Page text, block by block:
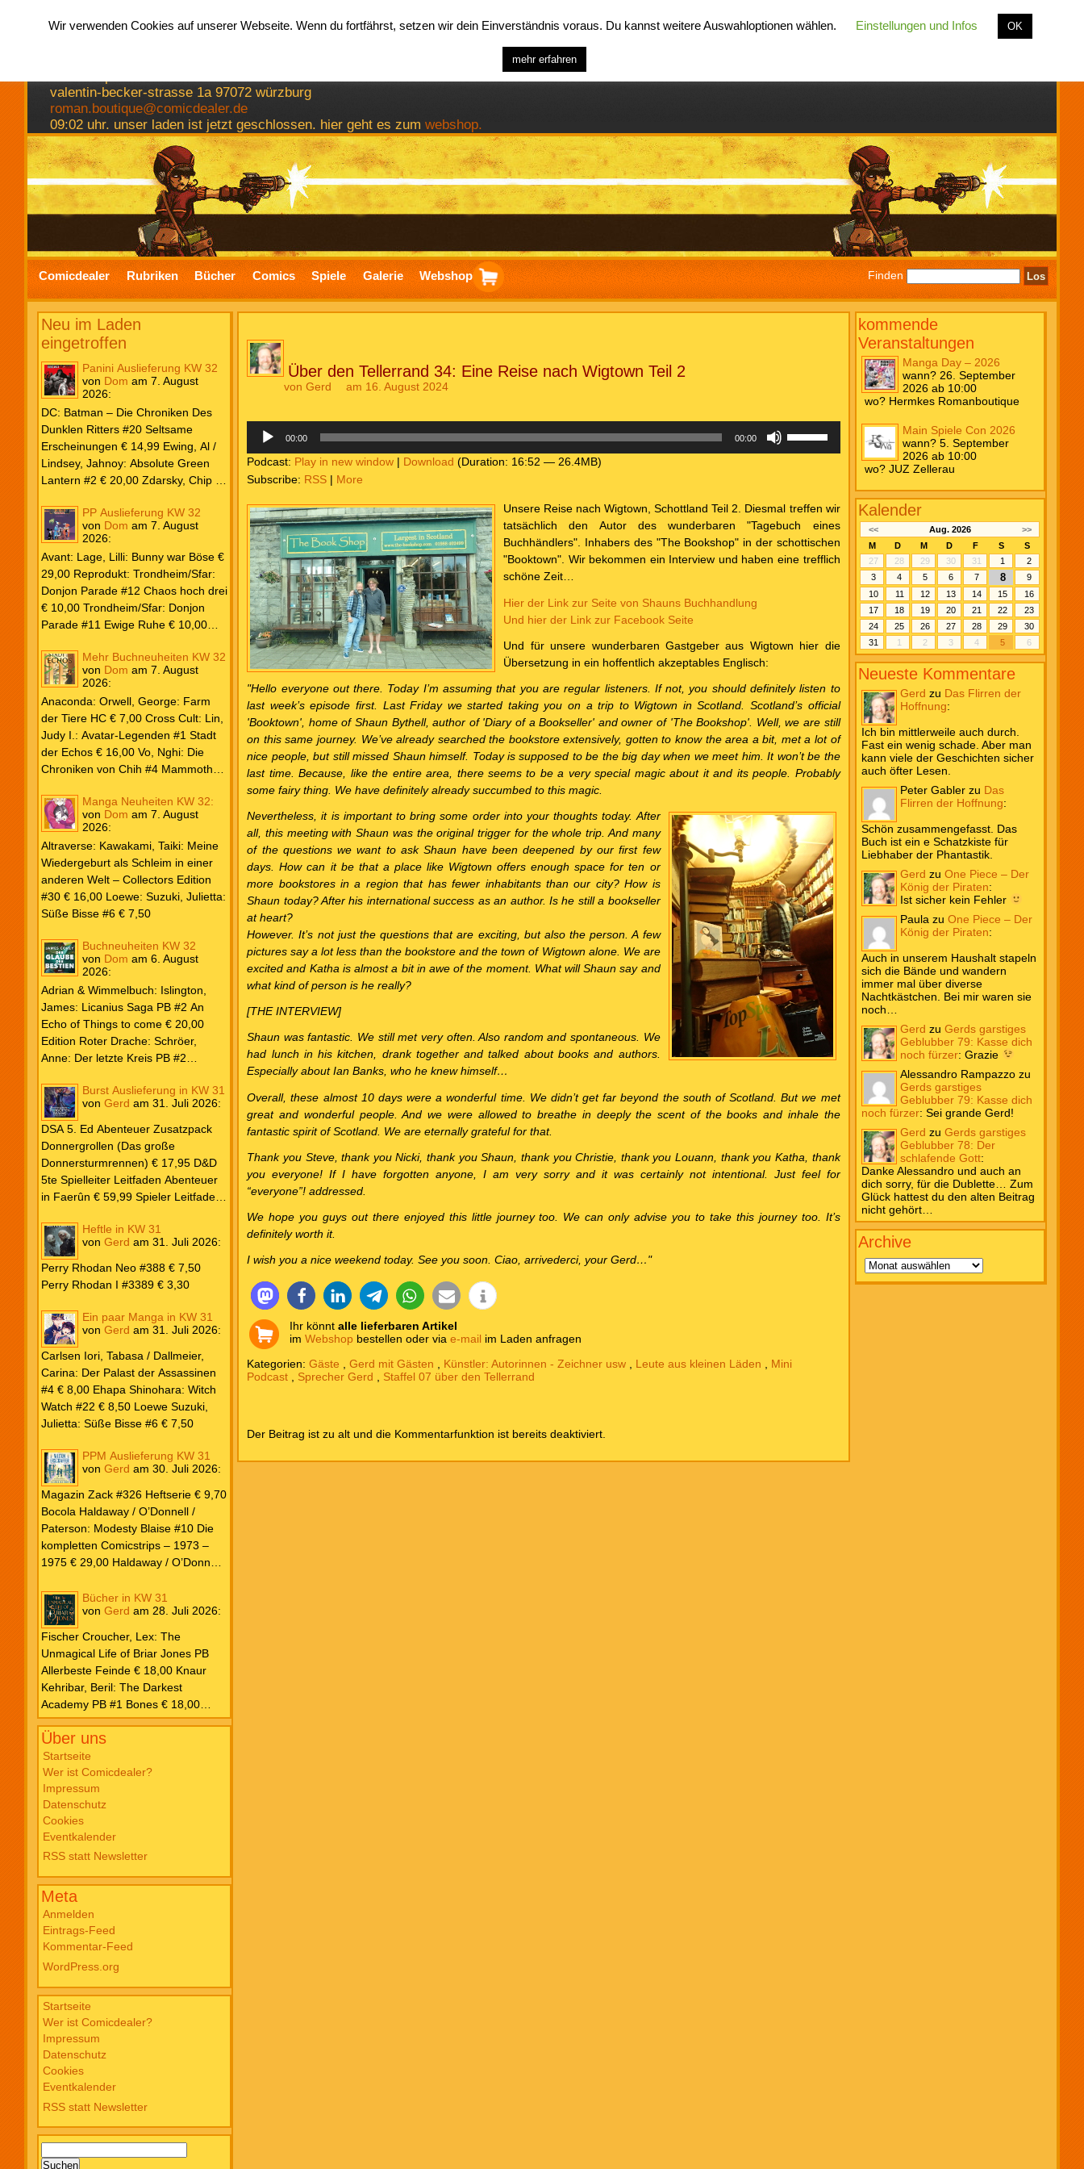
valentin-becker-strasse 1a 97072 würzburg
roman.boutique@comicdealer.de
09:02 uhr. unser laden ist jetzt geschlossen. hier geht es zum webshop.
Comicdealer Rubriken Bücher Comics Spiele Galerie Webshop Finden
Neu im Laden
eingetroffen
Panini Auslieferung KW 32
von Dom am 7. August
2026:
DC: Batman – Die Chroniken Des
Dunklen Ritters #20 Seltsame
Erscheinungen € 14,99 Ewing, Al /
Lindsey, Jahnoy: Absolute Green
Lantern #2 € 20,00 Zdarsky, Chip /
Paperback #4 € 35,00 Watters, Dan;
Soy, Dexter: Nightwing 2024 #7 €
Rafa: Absolute Superman #5 € 9,99
Marvel: Marvel Origins Collection
HC #74 Daredevil 7 € 14,99 Ewing,
Al / Gomez, Carlos: Venom (2025)
#3 € 20,00 Andrews, Kaare /
Guggenheim, Marc: Spider-Man &
Wolverine #3 € 9,99 North, Ryan /
Carratu, Vincenzo: Hulk macht alles
kaputt! € 16,00 Ewing, Al / Walker,
Kevin / Various: Marvel – Schwarz
Weiß & Blut #8 … und Gedärme €
26,00 Buscema, Sal / Dematteis, J.
M.: Spektakuläre Spider-Man – Die
#31 € 5,99 Spider-Man 2025 #9
Angriff der Aliens € 7,99
PP Auslieferung KW 32
von Dom am 7. August
2026:
Avant: Lage, Lilli: Bunny war Böse €
29,00 Reprodukt: Trondheim/Sfar:
Donjon Parade #12 Chaos hoch drei
€ 10,00 Trondheim/Sfar: Donjon
Parade #11 Ewige Ruhe € 10,00
Neuedition € 35,00 Zauberstern
Comics: Ben’s Bande #4 Aug 2026
Mehr Buchneuheiten KW 32
von Dom am 7. August
2026:
Anaconda: Orwell, George: Farm
der Tiere HC € 7,00 Cross Cult: Lin,
Judy I.: Avatar-Legenden #1 Stadt
der Echos € 16,00 Vo, Nghi: Die
Chroniken von Chih #4 Mammoths
Drache: Schröer, Anne: Der letzte
Kreis PB #2 Erwachen € 18,00
Dragonblood Academy HC #2 …to
kill a Monster € 25,00 Heyne: Bähr,
Emily: Tainted Vows – Gods of New
Olympia PB € 17,00 Kim, Sophie:
Fate’s Thread-Reihe PB #2 Der Gott
und der Geist € 17,00 Vonnegut,
Kurt: Katzenwiege PB € 17,00
Corey, James: The Captive’s War
HC #2 Der Glaube der Bestien €
24,00 Piper: Yang, Neon: Die letzte
Tochter der Drachen PB € 18,00
Manga Neuheiten KW 32:
von Dom am 7. August
2026:
Altraverse: Kawakami, Taiki: Meine
Wiedergeburt als Schleim in einer
anderen Welt – Collectors Edition
#30 € 16,00 Loewe: Suzuki, Julietta:
Süße Bisse #6 € 7,50
Buchneuheiten KW 32
von Dom am 6. August
2026:
Adrian & Wimmelbuch: Islington,
James: Licanius Saga PB #2 An
Echo of Things to come € 20,00
Edition Roter Drache: Schröer,
Anne: Der letzte Kreis PB #2
Frank: Der Pandora-Zyklus PB #1
Die Reise nach Pandora € 16,00
Corey, James: The Captive’s War
HC #2 Der Glaube der Bestien €
24,00 Loewe: Suzuki, Julietta: Süße
Bisse #6 € 7,50
Burst Auslieferung in KW 31
von Gerd am 31. Juli 2026:
DSA 5. Ed Abenteuer Zusatzpack
Donnergrollen (Das große
Donnersturmrennen) € 17,95 D&D
5te Spielleiter Leitfaden Abenteuer
in Faerûn € 59,99 Spieler Leitfaden
Heftle in KW 31
von Gerd am 31. Juli 2026:
Perry Rhodan Neo #388 € 7,50
Perry Rhodan I #3389 € 3,30
Ein paar Manga in KW 31
von Gerd am 31. Juli 2026:
Carlsen Iori, Tabasa / Dallmeier,
Carina: Der Palast der Assassinen
#4 € 8,00 Ehapa Shinohara: Witch
Watch #22 € 8,50 Loewe Suzuki,
Julietta: Süße Bisse #6 € 7,50
PPM Auslieferung KW 31
von Gerd am 30. Juli 2026:
Magazin Zack #326 Heftserie € 9,70
Bocola Haldaway / O’Donnell /
Paterson: Modesty Blaise #10 Die
kompletten Comicstrips – 1973 –
1975 € 29,00 Haldaway / O’Donnell
kompletten Comicstrips – 1972 –
1973 € 29,00 Knesebeck Hendrix,
John: Die Weltenerschaffer Die
fantastische Freundschaft von C.S.
Lewis & J.R.R. Tolkien € 30,00
Weissblech Luba Wolfsschwanz #22
€ 4,90 Horror Schocker #81 € 4,90
Bücher in KW 31
von Gerd am 28. Juli 2026:
Fischer Croucher, Lex: The
Unmagical Life of Briar Jones PB
Allerbeste Feinde € 18,00 Knaur
Kehribar, Beril: The Darkest
Academy PB #1 Bones € 18,00
Lübbe Odette, Tessonja: Fair Isle
Trilogie PB #3 To Spark a Fae War €
18,00 Bramble Hardcover Priest: Lie
Huo Jiao Chou HC #1 Drowning
Sorrows in Raging Fire € 25,00
Carlsen Davon, Isla: Blackened
Blade PB #3 Of Blackened Blood €
18,00
Über uns
Startseite
Wer ist Comicdealer?
Impressum
Datenschutz
Cookies
Eventkalender
RSS statt Newsletter
Meta
Anmelden
Eintrags-Feed
Kommentar-Feed
WordPress.org
Startseite
Wer ist Comicdealer?
Impressum
Datenschutz
Cookies
Eventkalender
RSS statt Newsletter
nach:
Über den Tellerrand 34: Eine Reise nach Wigtown Teil 2
vonGerd am 16. August 2024
Audio-
Player
00:00 00:00
Hoch/Runter
benutzen,
zu
Podcast: Play in new window | Download (Duration: 16:52 — 26.4MB)
Subscribe: RSS | More
Unsere Reise nach Wigtown, Schottland Teil 2. Diesmal treffen wir
tatsächlich den Autor des wunderbaren "Tagebuch eines
Buchhändlers". Inhabers des "The Bookshop" in der schottischen
"Booktown". Wir bekommen ein Interview und haben eine trefflich
schöne Zeit…
Hier der Link zur Seite von Shauns Buchhandlung
Und hier der Link zur Facebook Seite
Und für unsere wunderbaren Gastgeber aus Wigtown hier die
Übersetzung in ein hoffentlich akzeptables Englisch:
"Hello everyone out there. Today I’m assuming that you are regular listeners. If not, you should definitely listen to
last week’s episode first. Last Friday we started taking you on a trip to Wigtown in Scotland. Scotland’s official
'Booktown', home of Shaun Bythell, author of 'Diary of a Bookseller' and owner of 'The Bookshop'. Well, we are still
on this same journey. We’ve already searched the bookstore extensively, gotten to know the area a bit, met a lot of
nice people, but still missed Shaun himself. Today is supposed to be the big day when we meet him. It won’t be the
last time. Because, like the entire area, there seems to be a very special magic about it and its people. Probably
some fairy thing. We have definitely already succumbed to this magic.
Nevertheless, it is important to bring some order into your thoughts today. After
all, this meeting with Shaun was the original trigger for the whole trip. And many
of the questions we want to ask Shaun have been deepened by our first few
days. How can it be that a place like Wigtown offers enough space for ten or
more bookstores in a region that has fewer inhabitants than our city? How is
Shaun today? After his international success as an author. Is he still a bookseller
at heart?
However. It’s not just the questions that are exciting, but also the person. A few
pictures say a lot less than the bookstore and the town of Wigtown alone. We are
excited and Katha is almost a bit in awe of the moment. What will Shaun say and
what kind of person is he really?
[THE INTERVIEW]
Shaun was fantastic. We still met very often. Also random and spontaneous. We
had lunch in his kitchen, drank together and talked about books and authors.
Especially about Ian Banks, who he knew himself…
Overall, these almost 10 days were a wonderful time. We didn’t get far beyond the south of Scotland. But we met
great and wonderful people. And we were allowed to breathe in deeply the scent of the books and inhale the
fantastic spirit of Scotland. We are eternally grateful for that.
Thank you Steve, thank you Nicki, thank you Shaun, thank you Christie, thank you Louann, thank you Katha, thank
you everyone! If I have forgotten anyone, I am very sorry and it was certainly not intentional. Just feel for
“everyone”! addressed.
We hope you guys out there enjoyed this little journey too. We can only advise you to take this journey too. It’s
definitely worth it.
I wish you a nice weekend today. See you soon. Ciao, arrivederci, your Gerd…"
Ihr könntalle lieferbaren Artikel
imWebshop bestellen oder viae-mail im Laden anfragen
Kategorien:Gäste ,Gerd mit Gästen , Künstler: Autorinnen - Zeichner usw , Leute aus kleinen Läden , Mini
Podcast , Sprecher Gerd , Staffel 07 über den Tellerrand
Der Beitrag ist zu alt und die Kommentarfunktion ist bereits deaktiviert.
kommende
Veranstaltungen
Manga Day – 2026
wann? 26. September
2026 ab 10:00
wo? Hermkes Romanboutique
Main Spiele Con 2026
wann? 5. September
2026 ab 10:00
wo? JUZ Zellerau
Kalender
<< Aug. 2026
>>
M
D M D F S
S
27
28 29 30 31 1
2
3
4 5 6 7 8
9
10
11 12 13 14 15
16
17
18 19 20 21 22
23
24
25 26 27 28 29
30
31
1 2 3 4 5 6
Neueste Kommentare
Gerd zu Das Flirren der
Hoffnung:
Ich bin mittlerweile auch durch.
Fast ein wenig schade. Aber man
kann viele der Geschichten sicher
auch öfter Lesen.
Peter Gabler zu Das
Flirren der Hoffnung:
Schön zusammengefasst. Das
Buch ist ein e Schatzkiste für
Liebhaber der Phantastik.
Gerd zuOne Piece – Der
König der Piraten:
Ist sicher kein Fehler
Paula zuOne Piece – Der
König der Piraten:
Auch in unserem Haushalt stapeln
sich die Bände und wandern
immer mal über diverse
Nachtkästchen. Bei mir waren sie
noch…
Gerd zuGerds garstiges
Geblubber 79: Kasse dich
noch fürzer:Grazie
Alessandro Rampazzo zu
Gerds garstiges
Geblubber 79: Kasse dich
noch fürzer:Sei grande Gerd!
Gerd zuGerds garstiges
Geblubber 78: Der
schlafende Gott:
Danke Alessandro und auch an
dich sorry, für die Dublette… Zum
Glück hattest du den alten Beitrag
nicht gehört…
Archive
Wir verwenden Cookies auf unserer Webseite. Wenn du fortfährst, setzen wir dein Einverständnis voraus. Du kannst weitere Auswahloptionen wählen. Einstellungen und Infos OK
mehr erfahren